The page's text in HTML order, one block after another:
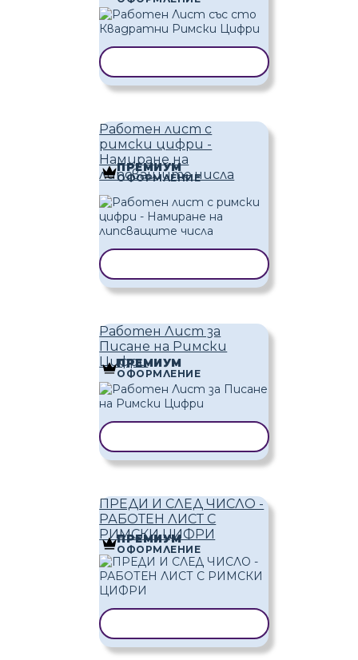
Работен лист с
римски цифри -
Намиране на
липсващите числа
ПРЕМИУМ
ОФОРМЛЕНИЕ
Работен Лист за
Писане на Римски
Цифри
ПРЕМИУМ
ОФОРМЛЕНИЕ
ПРЕДИ И СЛЕД ЧИСЛО -
РАБОТЕН ЛИСТ С
РИМСКИ ЦИФРИ
ПРЕМИУМ
ОФОРМЛЕНИЕ